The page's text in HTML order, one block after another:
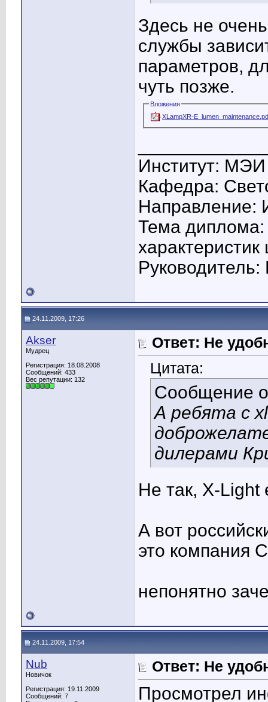
Здесь не
службы
параметров,
чуть позже.
Вложения
XLampXR-
Институт: МЭИ
Кафедра:
Направление:
Тема диплома:
24.11.2009, 17:26
Akser
Мудрец
Регистрация: 18.08.2008
Сообщений: 433
Вес репутации: 132
Ответ: Не
Цитата:
Сообщение
А ребята с
дилерами
Не так, X-Light
А вот
это компания
непонятно
24.11.2009, 17:54
Nub
Новичок
Регистрация: 19.11.2009
Сообщений: 7
Ответ: Не
Просмотрел